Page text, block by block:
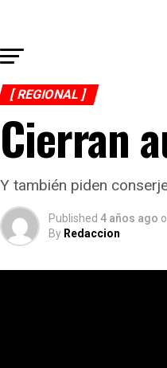
[ REGIONAL ]
Cierran
Y también piden
Published 4 años ago
By Redaccion